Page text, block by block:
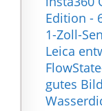
Edition -
1-Zoll-
Leica
gutes